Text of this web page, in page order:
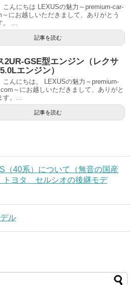
こんにちは LEXUSの魅力～premium-car-
～にお越しいただきまして、ありがとう
。 ...
記事を読む
2UR-GSE型エンジン（レクサ
エンジン）
こんにちは。 LEXUSの魅力～premium-
～にお越しいただきまして、ありがと
す。...
記事を読む
（40系）について（無音の国産
ヨタ セルシオの後継モデ
ル